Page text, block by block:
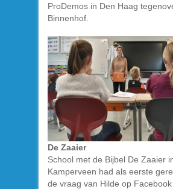
ProDemos in Den Haag
Binnenhof.
De Zaaier
School met de Bijbel De Zaaier
Kamperveen had als eerste
de vraag van Hilde op Facebook